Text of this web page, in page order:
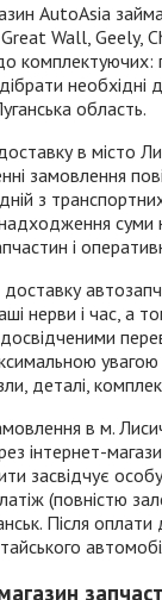
AutoAsia
Wall, Geely,
комплектуючих:
необхідні
область.
в місто
замовлення
з
суми
і
нерви і час, а
увагою
деталі,
в м.
інтернет-
засвідчує
(повністю
Після